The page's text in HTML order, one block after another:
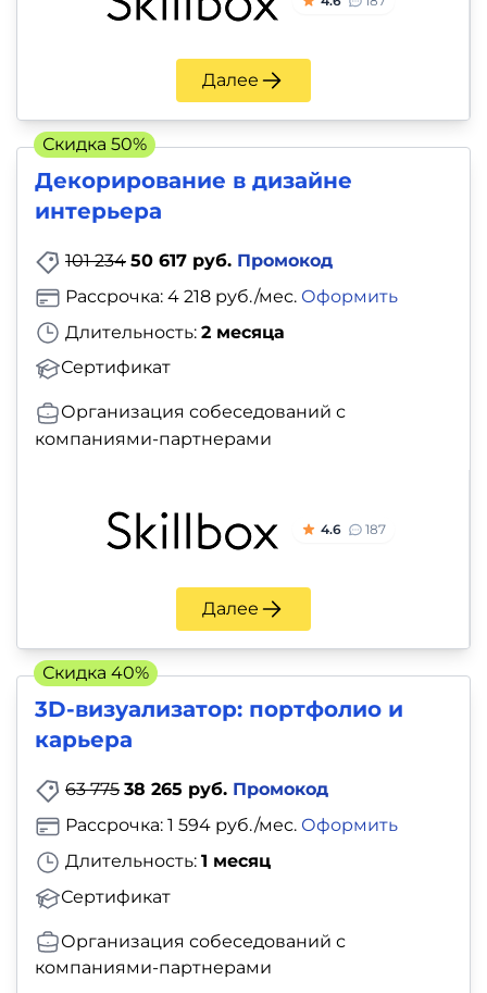
Далее
Декорирование в дизайне
интерьера
101 234 50 617 руб. Промокод
Длительность: 2 месяца
Сертификат
Рассрочка: 4 218 руб./мес. Оформить
Организация собеседований с
компаниями-партнерами
4.6 187
Далее
Скидка 50%
3D-визуализатор: портфолио и
карьера
63 775 38 265 руб. Промокод
Длительность: 1 месяц
Сертификат
Рассрочка: 1 594 руб./мес. Оформить
Организация собеседований с
компаниями-партнерами
Скидка 40%